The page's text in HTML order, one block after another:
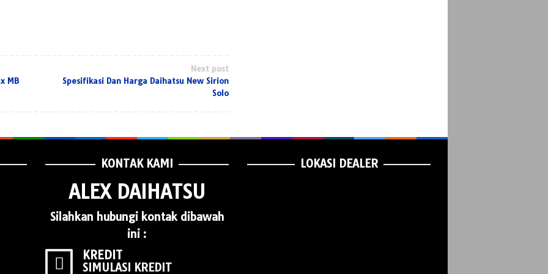
MB
Next post
Spesifikasi Dan Harga Daihatsu New Sirion
Solo
KONTAK KAMI
ALEX DAIHATSU
Silahkan hubungi kontak dibawah
ini :
KREDIT
SIMULASI KREDIT
LOKASI DEALER